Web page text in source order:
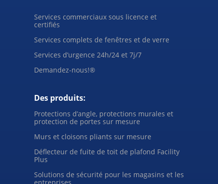
Services commerciaux sous licence et
certifiés
Services complets de fenêtres et de verre
Services d’urgence 24h/24 et 7j/7
Demandez-nous!®
Des produits:
Protections d’angle, protections murales et
protection de portes sur mesure
Murs et cloisons pliants sur mesure
Déflecteur de fuite de toit de plafond Facility
Plus
Solutions de sécurité pour les magasins et les